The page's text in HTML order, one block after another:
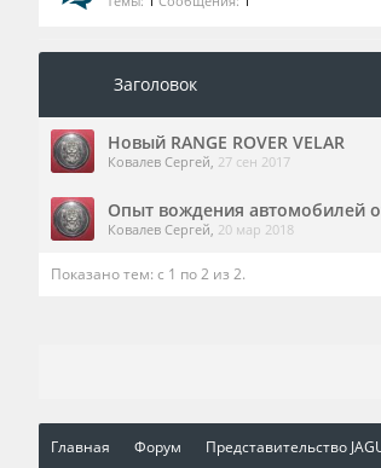
Заголовок
Новый RANGE ROVER VELAR
Ковалев Сергей, 27 сен 2017
Опыт вождения автомобилей
Ковалев Сергей, 20 мар 2018
Показано тем: с 1 по 2 из 2.
Главная Форум Представительство